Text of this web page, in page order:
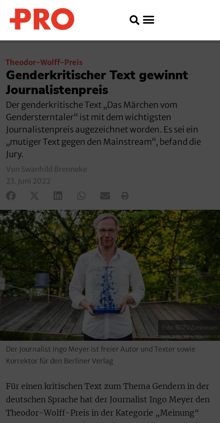
Theodor-Wolff-Preis
Genderkritischer Text gewinnt
Journalistenpreis
Der genderkritische Text „Das Märchen vom
Gendersterntaler“ ist mit dem wichtigsten
Journalistenpreis augezeichnet worden. Es sei ein
„mutiger Text gegen den Mainstream“, befand die
Jury.
Von Swanhild Brenneke
23. Juni 2022
Foto: BDZV/Zumbansen
Der Journalist Ingo Meyer ist freier Autor und Texter sowie
Korrektor für den Berliner Verlag
Für einen kritischen Text zum Thema Gendern in der
deutschen Sprache hat der Journalist Ingo Meyer den
Theodor-Wolff-Preis in der Kategorie „Meinung“